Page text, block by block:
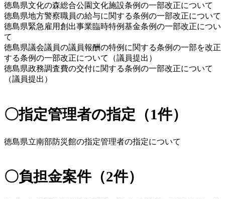
徳島県文化の森総合公園文化施設条例の一部改正について
徳島県緊急雇用創出事業臨時特例基金条例の一部改正につい
て
徳島県議会議員の議員報酬の特例に関する条例の一部を改正
する条例の一部改正について（議員提出）
徳島県政務調査費の交付に関する条例の一部改正について
（議員提出）
〇指定管理者の指定（1件）
徳島県立南部防災館の指定管理者の指定について
〇負担金案件（2件）